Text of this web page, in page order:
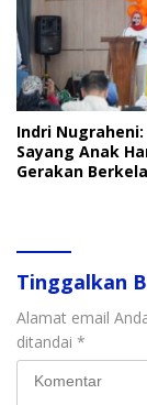
Indri
Sayang Anak
Gerakan
Tinggalkan
Alamat email
ditandai *